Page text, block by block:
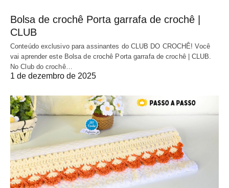
Bolsa de crochê Porta garrafa de crochê |
CLUB
Conteúdo exclusivo para assinantes do CLUB DO CROCHÊ! Você
vai aprender este Bolsa de crochê Porta garrafa de crochê | CLUB.
No Club do crochê…
1 de dezembro de 2025